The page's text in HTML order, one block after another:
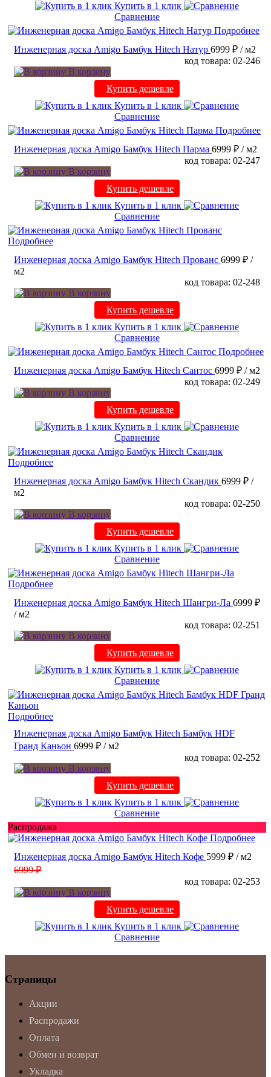
Купить в 1 клик
Сравнение
Подробнее
Инженерная доска Amigo Бамбук Hitech Натур 6999 ₽ / м2
код товара: 02-246
В корзину
Купить дешевле
Купить в 1 клик
Сравнение
Подробнее
Инженерная доска Amigo Бамбук Hitech Парма 6999 ₽ / м2
код товара: 02-247
В корзину
Купить дешевле
Купить в 1 клик
Сравнение
Подробнее
Инженерная доска Amigo Бамбук Hitech Прованс 6999 ₽ /
м2
код товара: 02-248
В корзину
Купить дешевле
Купить в 1 клик
Сравнение
Подробнее
Инженерная доска Amigo Бамбук Hitech Сантос 6999 ₽ / м2
код товара: 02-249
В корзину
Купить дешевле
Купить в 1 клик
Сравнение
Подробнее
Инженерная доска Amigo Бамбук Hitech Скандик 6999 ₽ /
м2
код товара: 02-250
В корзину
Купить дешевле
Купить в 1 клик
Сравнение
Подробнее
Инженерная доска Amigo Бамбук Hitech Шангри-Ла 6999 ₽
/ м2
код товара: 02-251
В корзину
Купить дешевле
Купить в 1 клик
Сравнение
Подробнее
Инженерная доска Amigo Бамбук Hitech Бамбук HDF
Гранд Каньон 6999 ₽ / м2
код товара: 02-252
В корзину
Купить дешевле
Купить в 1 клик
Сравнение
Распродажа
Подробнее
Инженерная доска Amigo Бамбук Hitech Кофе 5999 ₽ / м2
6999 ₽
код товара: 02-253
В корзину
Купить дешевле
Купить в 1 клик
Сравнение
Страницы
Акции
Распродажи
Оплата
Обмен и возврат
Укладка